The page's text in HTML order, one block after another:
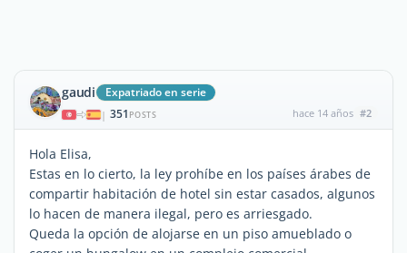
gaudi Expatriado en serie
| 351 POSTS hace 14 años #2
Hola Elisa,
Estas en lo cierto, la ley prohíbe en los países árabes de
compartir habitación de hotel sin estar casados, algunos
lo hacen de manera ilegal, pero es arriesgado.
Queda la opción de alojarse en un piso amueblado o